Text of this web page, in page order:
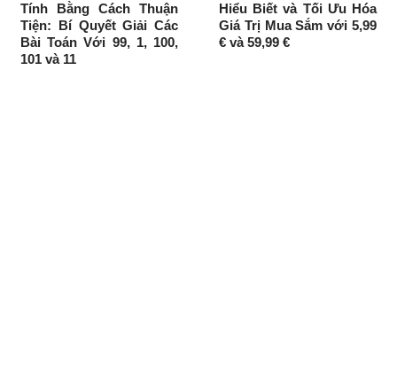
Tính Bằng Cách Thuận
Tiện: Bí Quyết Giải Các
Bài Toán Với 99, 1, 100,
101 và 11
Hiểu Biết và Tối Ưu Hóa
Giá Trị Mua Sắm với 5,99
€ và 59,99 €